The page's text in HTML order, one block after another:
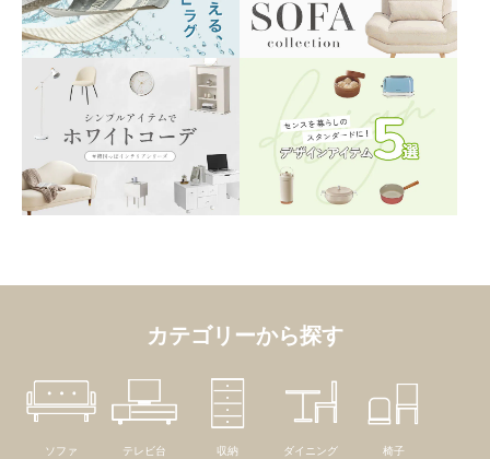
カテゴリーから探す
ソファ テレビ台 収納 ダイニング 椅子